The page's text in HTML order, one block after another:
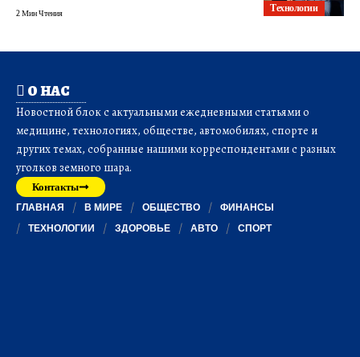
Технологии
2 Мин Чтения
О НАС
Новостной блок с актуальными ежедневными статьями о
медицине, технологиях, обществе, автомобилях, спорте и
других темах, собранные нашими корреспондентами с разных
уголков земного шара.
Контакты
ГЛАВНАЯ В МИРЕ ОБЩЕСТВО
ФИНАНСЫ
ТЕХНОЛОГИИ
ЗДОРОВЬЕ АВТО СПОРТ